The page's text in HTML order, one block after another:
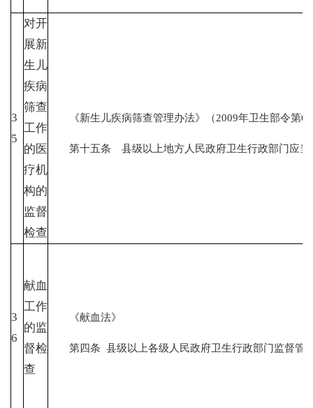
3
5
对开
展新
生儿
疾病
筛查
工作
的医
疗机
构的
监督
检查
《新生儿疾病筛查管理办法》（2009年卫
第十五条 县级以上地方人民政府卫生行政部门应当
3
6
献血
工作
的监
督检
查
《献血法》
第四条 县级以上各级人民政府卫生行政部门监督管